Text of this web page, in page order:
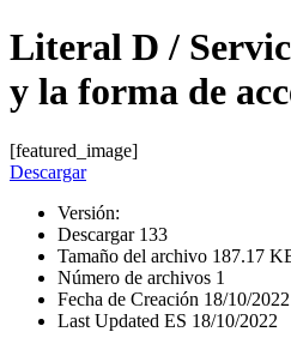
Literal D /
y la forma de
[featured_image]
Descargar
Versión:
Descargar 133
Tamaño del archivo 187.17
Número de archivos 1
Fecha de Creación 18/10/2022
Last Updated ES 18/10/2022